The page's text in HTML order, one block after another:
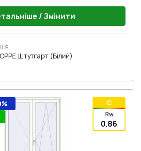
/ Змінити
Штутгарт (Білий)
C
Rw
0.86